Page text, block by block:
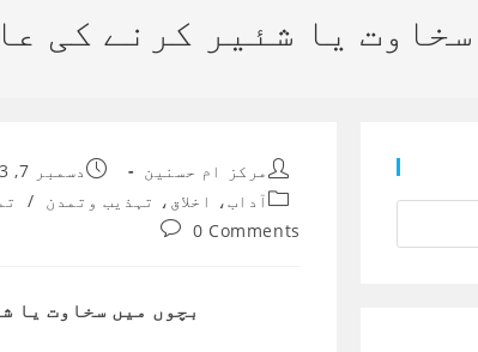
یا شئیر کرنے کی
Post
author:
مرکز ام حسنین
Post
published:
دسمبر 7, 2023
Post
category:
آداب، اخلاق، تہذیب وتمدن /
Post
0 Comments
بچوں میں سخاوت یا